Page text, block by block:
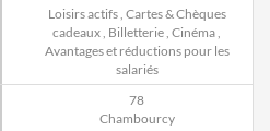
Loisirs actifs, Cartes & Chèques
cadeaux Billetterie Cinéma
Avantages et réductions pour les
salariés
78
Chambourcy